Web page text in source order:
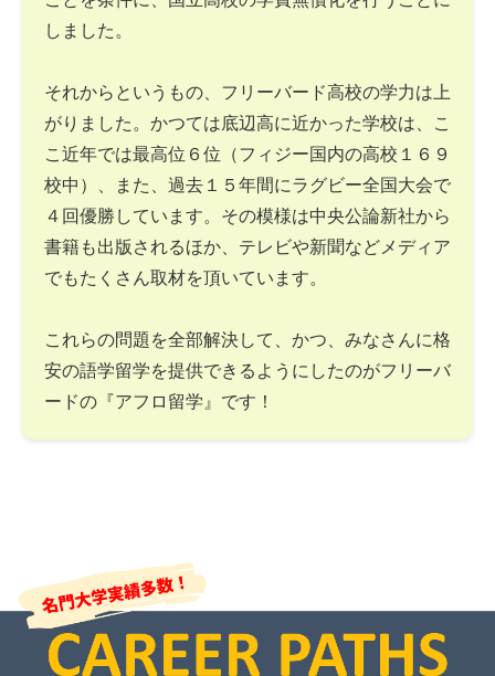
しました。
それからというもの、フリーバード高校の学力は上
がりました。かつては底辺高に近かった学校は、こ
こ近年では最高位６位（フィジー国内の高校１６９
校中）、また、過去１５年間にラグビー全国大会で
４回優勝しています。その模様は中央公論新社から
書籍も出版されるほか、テレビや新聞などメディア
でもたくさん取材を頂いています。
これらの問題を全部解決して、かつ、みなさんに格
安の語学留学を提供できるようにしたのがフリーバ
ードの『アフロ留学』です！